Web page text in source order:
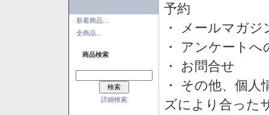
新着商品...
全商品...
商品検索
詳細検索
予約
・ メールマガ
・ アンケートへ
・ お問合せ
・ その他、個
ズにより合った